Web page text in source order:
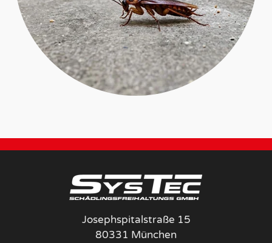
Josephspitalstraße 15
80331 München